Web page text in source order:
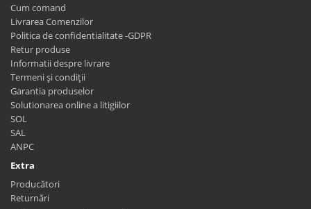
Cum comand
Livrarea Comenzilor
Politica de confidentialitate -GDPR
Retur produse
Informatii despre livrare
Termeni și condiții
Garantia produselor
Solutionarea online a litigiilor
SOL
SAL
ANPC
Extra
Producători
Returnări